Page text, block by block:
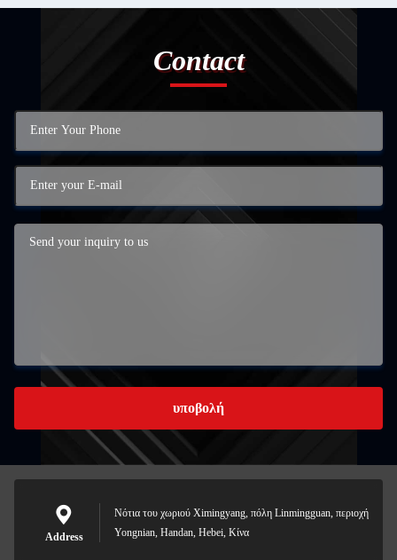
Contact
υποβολή
Address
Νότια του χωριού Ximingyang, πόλη Linmingguan, περιοχή
Yongnian, Handan, Hebei, Κίνα